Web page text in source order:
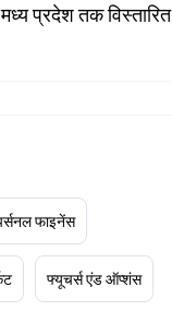
प्रदेश तक विस्तारित
फाइनेंस
फ्यूचर्स एंड ऑप्शंस